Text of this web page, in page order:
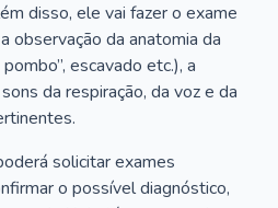
disso, ele vai fazer o exame
observação da anatomia da
escavado etc.), a
da respiração, da voz e da
solicitar exames
o possível diagnóstico,